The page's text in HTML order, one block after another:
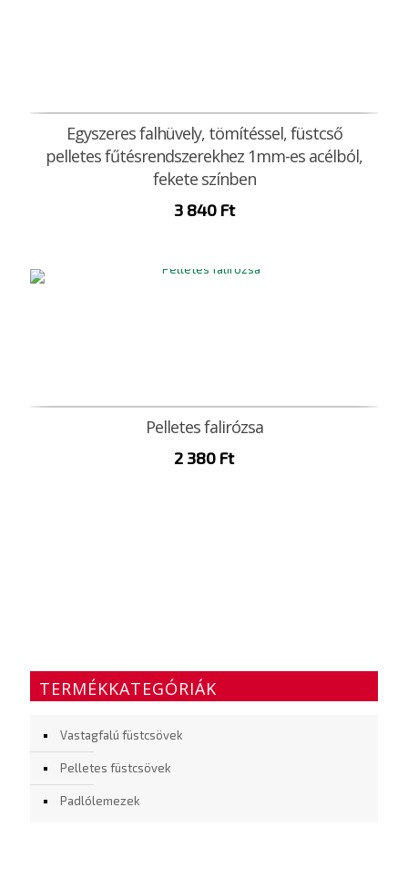
Egyszeres falhüvely, tömítéssel, füstcső
pelletes fűtésrendszerekhez 1mm-es acélból,
fekete színben
3 840 Ft
Pelletes falirózsa
2 380 Ft
TERMÉKKATEGÓRIÁK
Vastagfalú füstcsövek
Pelletes füstcsövek
Padlólemezek